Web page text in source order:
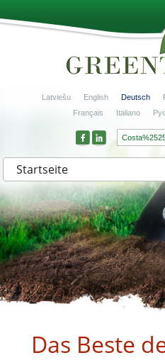
Latviešu English Deutsch
Français
Italiano
Startseite
Das Beste